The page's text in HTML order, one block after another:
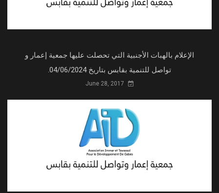
الإعلام بالهبات الأجنبية التي تحصلت عليها جمعية إعمار و
تواصل للتنمية بقابس بتاريخ 04/06/2024.